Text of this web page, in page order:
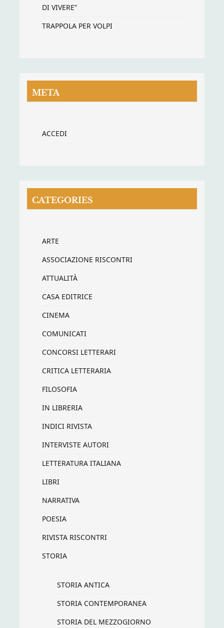
DI VIVERE”
TRAPPOLA PER VOLPI
META
ACCEDI
CATEGORIES
ARTE
ASSOCIAZIONE RISCONTRI
ATTUALITÀ
CASA EDITRICE
CINEMA
COMUNICATI
CONCORSI LETTERARI
CRITICA LETTERARIA
FILOSOFIA
IN LIBRERIA
INDICI RIVISTA
INTERVISTE AUTORI
LETTERATURA ITALIANA
LIBRI
NARRATIVA
POESIA
RIVISTA RISCONTRI
STORIA
STORIA ANTICA
STORIA CONTEMPORANEA
STORIA DEL MEZZOGIORNO